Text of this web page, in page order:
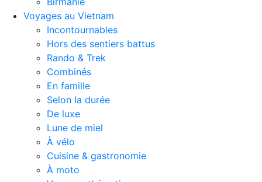
Voyages au Vietnam
Incontournables
Hors des sentiers battus
Rando & Trek
Combinés
En famille
Selon la durée
De luxe
Lune de miel
À vélo
Cuisine & gastronomie
À moto